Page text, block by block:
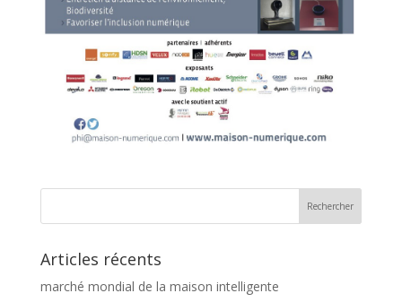
Articles récents
marché mondial de la maison intelligente